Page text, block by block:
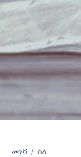
መነሻ ስለ